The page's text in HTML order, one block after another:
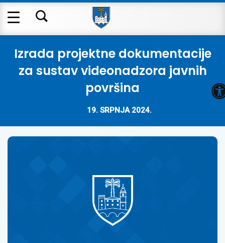
Izrada projektne dokumentacije
za sustav videonadzora javnih
površina
19. SRPNJA 2024.